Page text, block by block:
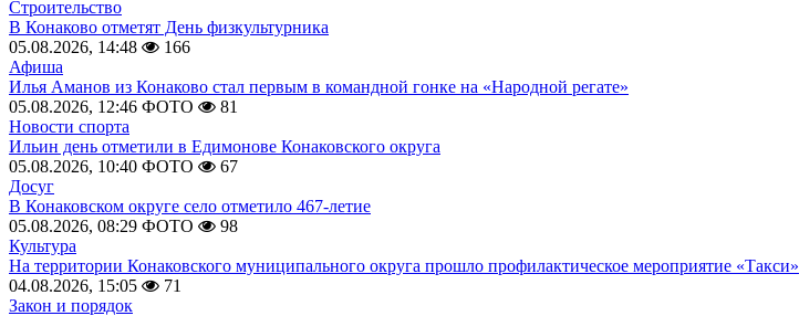
Строительство
В Конаково отметят День физкультурника
05.08.2026, 14:48
166
Афиша
Илья Аманов из Конаково стал первым в командной гонке на «Народной регате»
05.08.2026, 12:46 ФОТО
81
Новости спорта
Ильин день отметили в Едимонове Конаковского округа
05.08.2026, 10:40 ФОТО
67
Досуг
В Конаковском округе село отметило 467-летие
05.08.2026, 08:29 ФОТО
98
Культура
На территории Конаковского муниципального округа прошло профилактическое мероприятие «Такси»
04.08.2026, 15:05
71
Закон и порядок